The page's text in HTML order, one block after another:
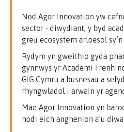
Nod Agor Innovation yw
sector - diwydiant, y byd
greu ecosystem arloesol
Rydym yn gweithio gyda
gynnwys yr Academi
GIG Cymru a busnesau a
rhyngwladol i arwain yr
Mae Agor Innovation yn
nodi eich anghenion a’u